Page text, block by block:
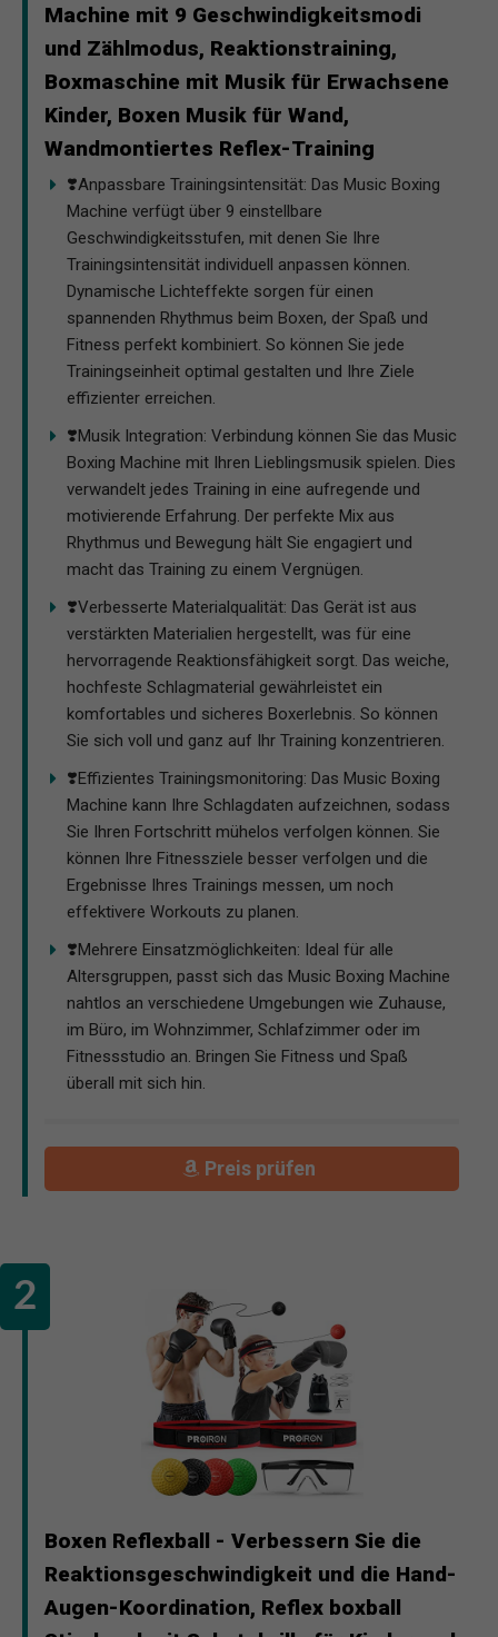
Machine mit 9 Geschwindigkeitsmodi
und Zählmodus, Reaktionstraining,
Boxmaschine mit Musik für Erwachsene
Kinder, Boxen Musik für Wand,
Wandmontiertes Reflex-Training
❣️Anpassbare Trainingsintensität: Das Music Boxing
Machine verfügt über 9 einstellbare
Geschwindigkeitsstufen, mit denen Sie Ihre
Trainingsintensität individuell anpassen können.
Dynamische Lichteffekte sorgen für einen
spannenden Rhythmus beim Boxen, der Spaß und
Fitness perfekt kombiniert. So können Sie jede
Trainingseinheit optimal gestalten und Ihre Ziele
effizienter erreichen.
❣️Musik Integration: Verbindung können Sie das Music
Boxing Machine mit Ihren Lieblingsmusik spielen. Dies
verwandelt jedes Training in eine aufregende und
motivierende Erfahrung. Der perfekte Mix aus
Rhythmus und Bewegung hält Sie engagiert und
macht das Training zu einem Vergnügen.
❣️Verbesserte Materialqualität: Das Gerät ist aus
verstärkten Materialien hergestellt, was für eine
hervorragende Reaktionsfähigkeit sorgt. Das weiche,
hochfeste Schlagmaterial gewährleistet ein
komfortables und sicheres Boxerlebnis. So können
Sie sich voll und ganz auf Ihr Training konzentrieren.
❣️Effizientes Trainingsmonitoring: Das Music Boxing
Machine kann Ihre Schlagdaten aufzeichnen, sodass
Sie Ihren Fortschritt mühelos verfolgen können. Sie
können Ihre Fitnessziele besser verfolgen und die
Ergebnisse Ihres Trainings messen, um noch
effektivere Workouts zu planen.
❣️Mehrere Einsatzmöglichkeiten: Ideal für alle
Altersgruppen, passt sich das Music Boxing Machine
nahtlos an verschiedene Umgebungen wie Zuhause,
im Büro, im Wohnzimmer, Schlafzimmer oder im
Fitnessstudio an. Bringen Sie Fitness und Spaß
überall mit sich hin.
Preis prüfen
Boxen Reflexball - Verbessern Sie die
Reaktionsgeschwindigkeit und die Hand-
Augen-Koordination, Reflex boxball